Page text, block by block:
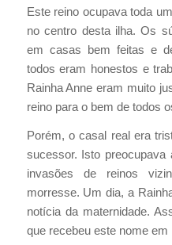
Este reino ocupava toda
no centro desta ilha. Os
em casas bem feitas e
todos eram honestos e
Rainha Anne eram muito
reino para o bem de todos
Porém, o casal real era
sucessor. Isto
invasões de reinos
morresse. Um dia, a
notícia da maternidade.
que recebeu este nome